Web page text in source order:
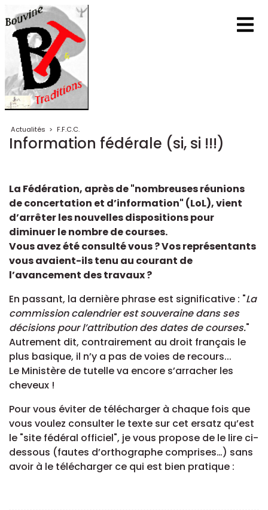
Actualités > F.F.C.C.
Information fédérale (si, si !!!)
La Fédération, après de "nombreuses réunions
de concertation et d’information" (LoL), vient
d’arrêter les nouvelles dispositions pour
diminuer le nombre de courses.
Vous avez été consulté vous ? Vos représentants
vous avaient-ils tenu au courant de
l’avancement des travaux ?
En passant, la dernière phrase est significative : "La
commission calendrier est souveraine dans ses
décisions pour l’attribution des dates de courses."
Autrement dit, contrairement au droit français le
plus basique, il n’y a pas de voies de recours...
Le Ministère de tutelle va encore s’arracher les
cheveux !
Pour vous éviter de télécharger à chaque fois que
vous voulez consulter le texte sur cet ersatz qu’est
le "site fédéral officiel", je vous propose de le lire ci-
dessous (fautes d’orthographe comprises…) sans
avoir à le télécharger ce qui est bien pratique :